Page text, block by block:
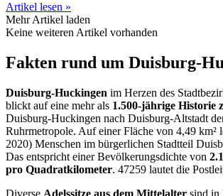
Artikel lesen »
Mehr Artikel laden
Keine weiteren Artikel vorhanden
Fakten rund um Duisburg-
Duisburg-Huckingen im Herzen des
blickt auf eine mehr als 1.500-jährige Historie
Duisburg-Huckingen nach Duisburg-Altstadt
Ruhrmetropole. Auf einer Fläche von 4,49 km²
2020) Menschen im bürgerlichen Stadtteil
Das entspricht einer Bevölkerungsdichte von
pro Quadratkilometer. 47259 lautet die
Diverse Adelssitze aus dem Mittelalter sind in